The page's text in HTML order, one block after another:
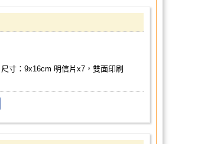
尺寸：9x16cm 明信片x7，雙面印刷